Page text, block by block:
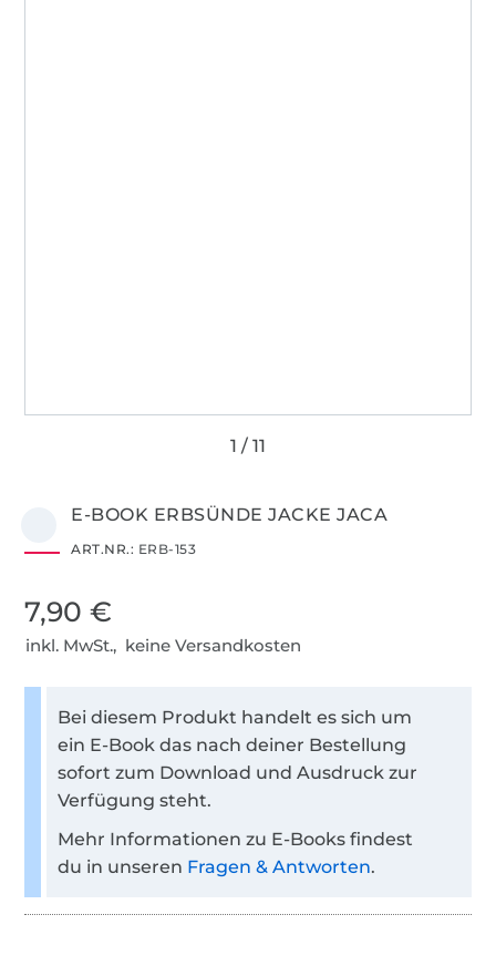
E-BOOK ERBSÜNDE JACKE JACA
ART.NR.: ERB-153
7,90 €
inkl. MwSt., keine Versandkosten
Bei diesem Produkt handelt es sich um
ein E-Book das nach deiner Bestellung
sofort zum Download und Ausdruck zur
Verfügung steht.
Mehr Informationen zu E-Books findest
du in unseren Fragen & Antworten.